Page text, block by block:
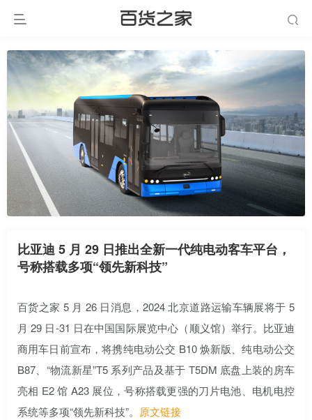
比亚迪 5 月 29 日推出全新一代纯电动客车平台，
号称搭载多项“领先新科技”
百货之家 5 月 26 日消息，2024 北京道路运输车辆展将于 5
月 29 日-31 日在中国国际展览中心（顺义馆）举行。比亚迪
商用车日前宣布，将携纯电动公交 B10 焕新版、纯电动公交
B87、“物流新星”T5 系列产品及基于 T5DM 底盘上装的房车
亮相 E2 馆 A23 展位，号称搭载更强的刀片电池、电机电控
系统等多项“领先新科技”。 原文链接